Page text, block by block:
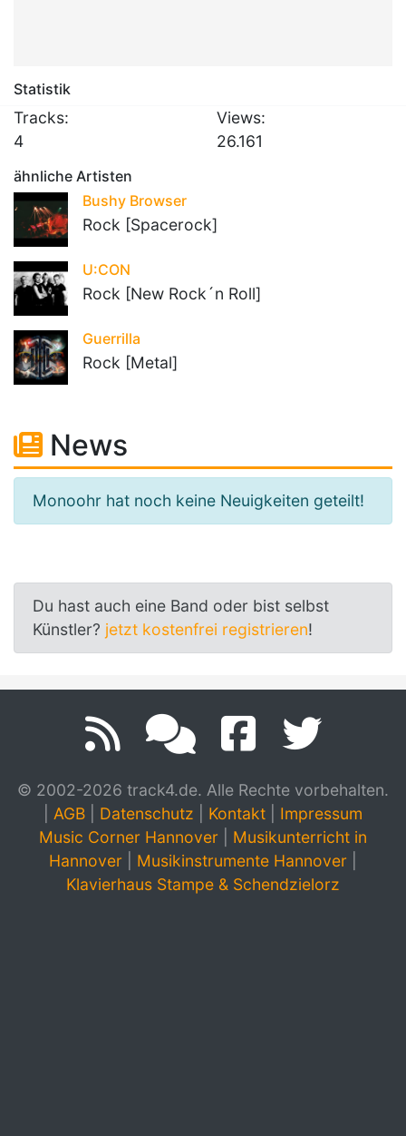
Statistik
Tracks:
4
Views:
26.161
ähnliche Artisten
Bushy Browser
Rock [Spacerock]
U:CON
Rock [New Rock´n Roll]
Guerrilla
Rock [Metal]
News
Monoohr hat noch keine Neuigkeiten geteilt!
Du hast auch eine Band oder bist selbst
Künstler? jetzt kostenfrei registrieren!
© 2002-2026 track4.de. Alle Rechte vorbehalten.
AGB Datenschutz Kontakt
Impressum
Music Corner Hannover
Musikunterricht in
Hannover
Musikinstrumente Hannover
Klavierhaus Stampe & Schendzielorz